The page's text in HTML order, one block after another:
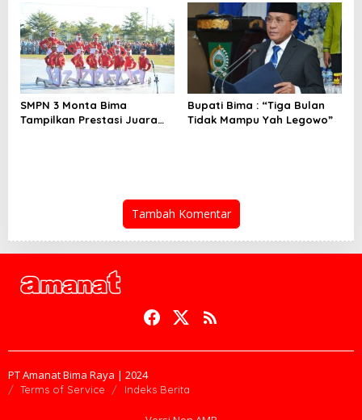
SMPN 3 Monta Bima
Tampilkan Prestasi Juara
Bupati Bima : “Tiga Bulan
Tidak Mampu Yah Legowo”
Tambah Komentar
PT Amanat Bima Raya | 2024
Terms of Service Indeks Berita